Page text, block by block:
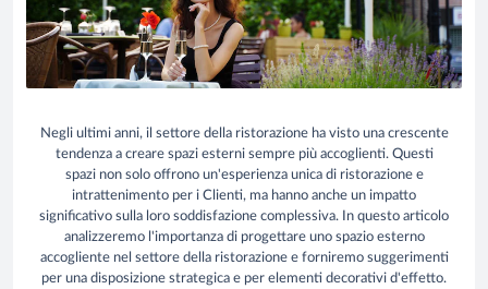
Negli ultimi anni, il settore della ristorazione ha visto una crescente
tendenza a creare spazi esterni sempre più accoglienti. Questi
spazi non solo offrono un'esperienza unica di ristorazione e
intrattenimento per i Clienti, ma hanno anche un impatto
significativo sulla loro soddisfazione complessiva. In questo articolo
analizzeremo l'importanza di progettare uno spazio esterno
accogliente nel settore della ristorazione e forniremo suggerimenti
per una disposizione strategica e per elementi decorativi d'effetto.